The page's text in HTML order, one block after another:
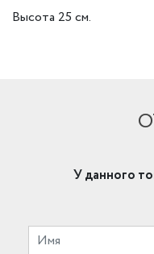
Высота 25 см.
У данного